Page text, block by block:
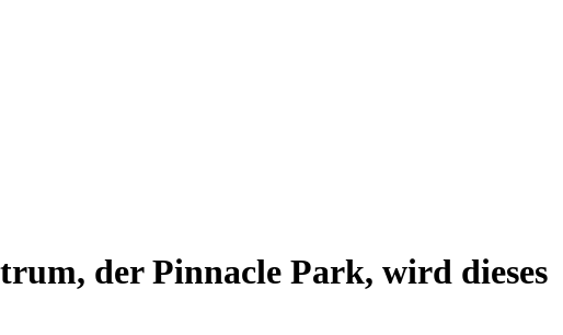
der Pinnacle Park, wird dieses